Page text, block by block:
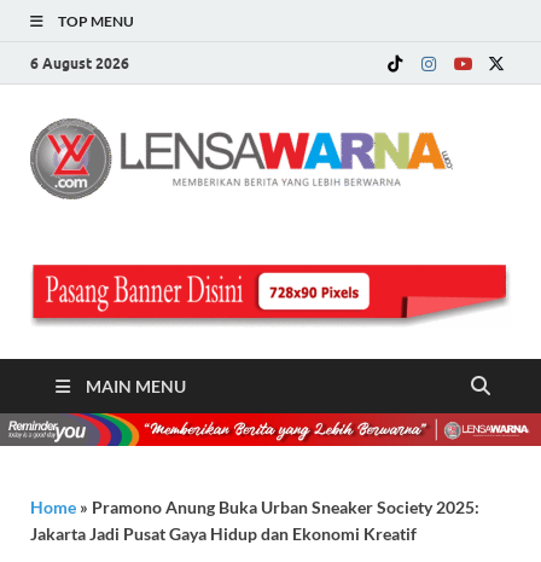
TOP MENU
6 August 2026
MAIN MENU
Home » Pramono Anung Buka Urban Sneaker Society 2025:
Jakarta Jadi Pusat Gaya Hidup dan Ekonomi Kreatif